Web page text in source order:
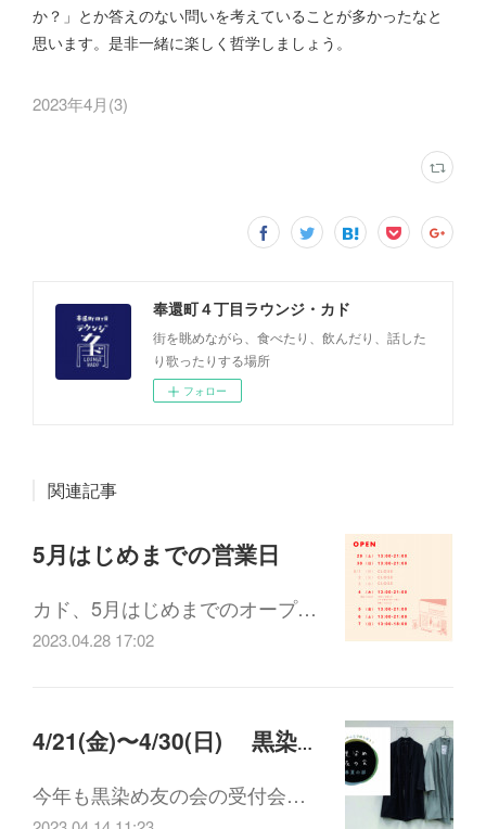
か？」とか答えのない問いを考えていることが多かったなと
思います。是非一緒に楽しく哲学しましょう。
2023年4月(3)
奉還町４丁目ラウンジ・カド
街を眺めながら、食べたり、飲んだり、話した
り歌ったりする場所
フォロー
関連記事
5月はじめまでの営業日
カド、5月はじめまでのオープ…
2023.04.28 17:02
4/21(金)〜4/30(日) 黒染め友の会 受付
今年も黒染め友の会の受付会…